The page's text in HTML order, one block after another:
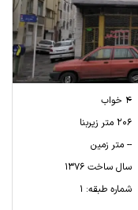
4 خواب
206 متر زیربنا
-- متر زمین
سال ساخت 1376
شماره طبقه: 1